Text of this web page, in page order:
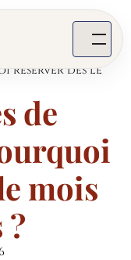
réserver dès le
de
mois